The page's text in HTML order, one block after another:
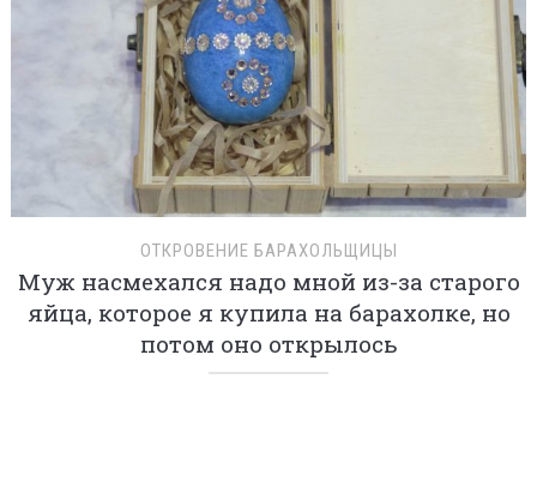
ОТКРОВЕНИЕ БАРАХОЛЬЩИЦЫ
Муж насмехался надо мной из-за старого
яйца, которое я купила на барахолке, но
потом оно открылось